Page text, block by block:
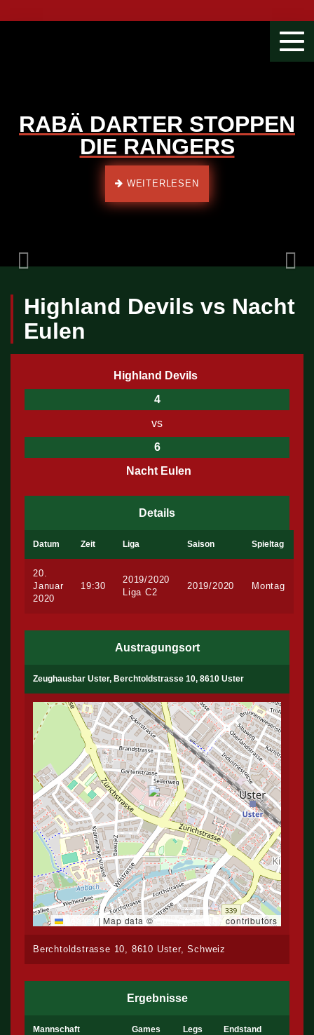
RABÄ DARTER STOPPEN
DIE RANGERS
WEITERLESEN
Previous
Highland Devils vs Nacht
Eulen
Highland Devils
4
vs
6
Nacht Eulen
Details
Datum Zeit Liga Saison Spieltag
20.
Januar
2020
19:30
2019/2020
Liga C2
2019/2020 Montag
Austragungsort
Zeughausbar Uster, Berchtoldstrasse 10, 8610 Uster
Leaflet | Map data ©OpenStreetMapcontributors
Berchtoldstrasse 10, 8610 Uster, Schweiz
Ergebnisse
Mannschaft Games Legs Endstand